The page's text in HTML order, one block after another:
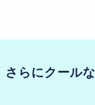
さらにクールな